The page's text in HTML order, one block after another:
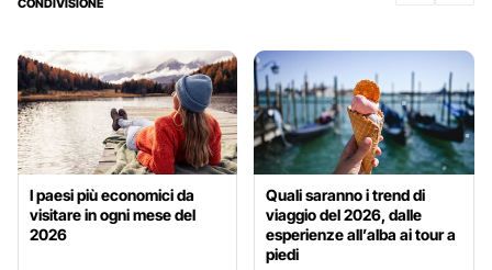
CONDIVISIONE
I paesi più economici da
visitare in ogni mese del
2026
Quali saranno i trend di
viaggio del 2026, dalle
esperienze all’alba ai tour a
piedi